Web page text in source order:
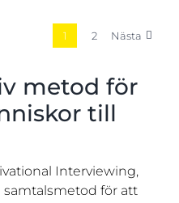
1 2 Nästa
metod för
till
Interviewing,
samtalsmetod för att